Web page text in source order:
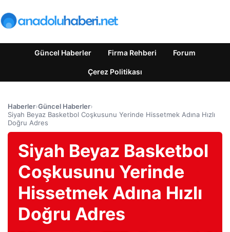
Güncel Haberler Firma Rehberi Forum
Çerez Politikası
Haberler›Güncel Haberler›
Siyah Beyaz Basketbol Coşkusunu Yerinde Hissetmek Adına Hızlı
Doğru Adres
Siyah Beyaz Basketbol
Coşkusunu Yerinde
Hissetmek Adına Hızlı
Doğru Adres